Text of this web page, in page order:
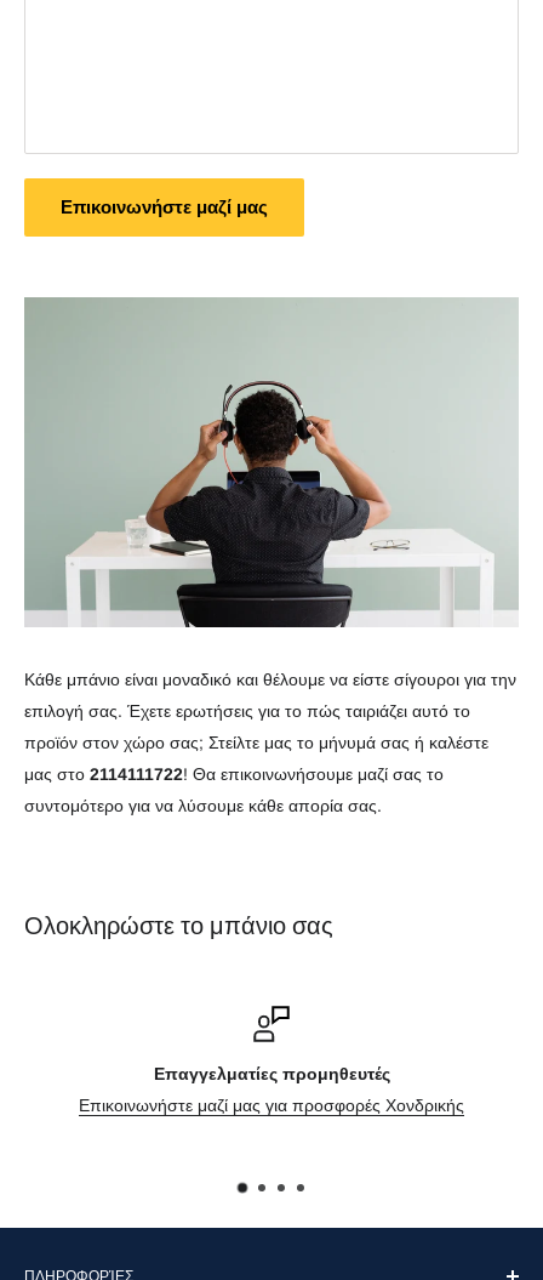
Επικοινωνήστε μαζί μας
Κάθε μπάνιο είναι μοναδικό και θέλουμε να είστε σίγουροι για την
επιλογή σας. Έχετε ερωτήσεις για το πώς ταιριάζει αυτό το
προϊόν στον χώρο σας; Στείλτε μας το μήνυμά σας ή καλέστε
μας στο 2114111722! Θα επικοινωνήσουμε μαζί σας το
συντομότερο για να λύσουμε κάθε απορία σας.
Ολοκληρώστε το μπάνιο σας
Επαγγελματίες προμηθευτές
μαζί μας για προσφορές Χονδρικής
ΠΛΗΡΟΦΟΡΊΕΣ